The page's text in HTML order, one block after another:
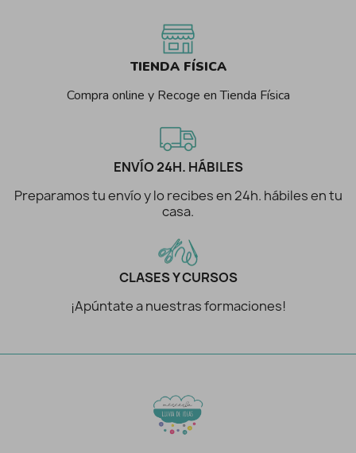
TIENDA FÍSICA
Compra online y Recoge en Tienda Física
ENVÍO 24H. HÁBILES
Preparamos tu envío y lo recibes en 24h. hábiles en tu
casa.
CLASES Y CURSOS
¡Apúntate a nuestras formaciones!